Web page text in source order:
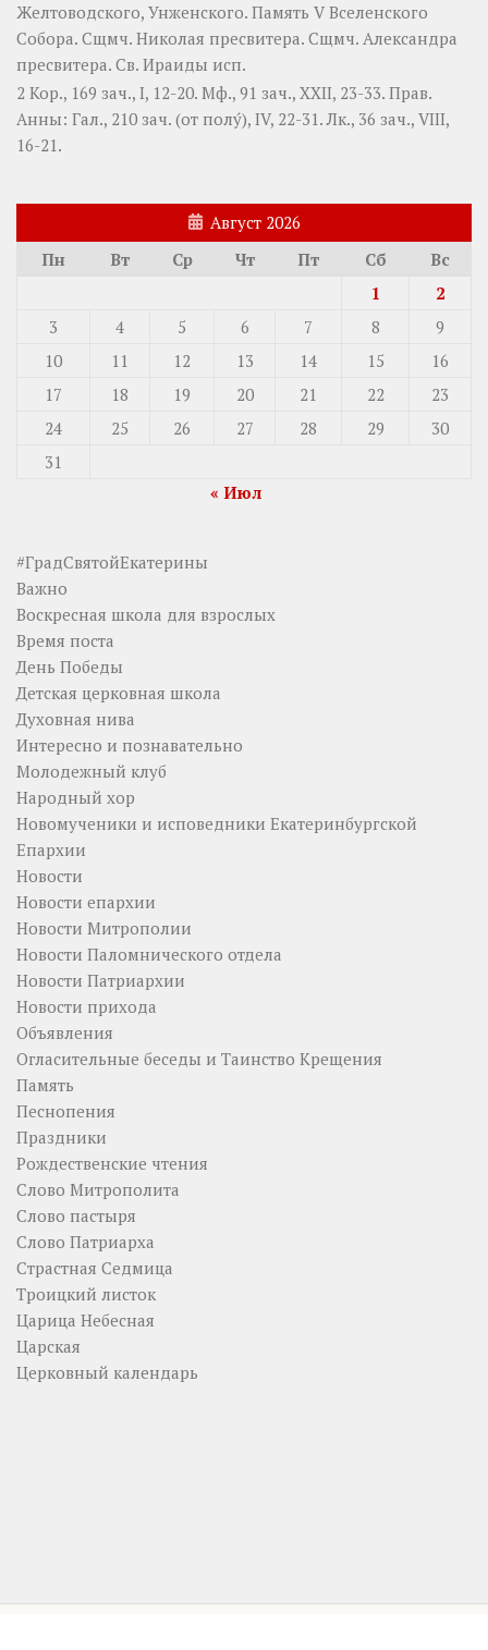
Желтоводского, Унженского. Память V Вселенского
Собора. Сщмч. Николая пресвитера. Сщмч. Александра
пресвитера. Св. Ираиды исп.
2 Кор., 169 зач., I, 12-20. Мф., 91 зач., XXII, 23-33. Прав.
Анны: Гал., 210 зач. (от полу́), IV, 22-31. Лк., 36 зач., VIII,
16-21.
Август 2026
Пн
Вт Ср Чт Пт Сб
Вс
1
2
3
4 5 6 7 8
9
10
11 12 13 14 15
16
17
18 19 20 21 22
23
24
25 26 27 28 29
30
31
« Июл
#ГрадСвятойЕкатерины
Важно
Воскресная школа для взрослых
Время поста
День Победы
Детская церковная школа
Духовная нива
Интересно и познавательно
Молодежный клуб
Народный хор
Новомученики и исповедники Екатеринбургской
Епархии
Новости
Новости епархии
Новости Митрополии
Новости Паломнического отдела
Новости Патриархии
Новости прихода
Объявления
Огласительные беседы и Таинство Крещения
Память
Песнопения
Праздники
Рождественские чтения
Слово Митрополита
Слово пастыря
Слово Патриарха
Страстная Седмица
Троицкий листок
Царица Небесная
Царская
Церковный календарь